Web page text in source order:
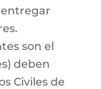
son el
deben
Civiles de